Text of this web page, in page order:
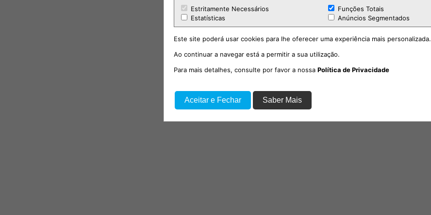
Estritamente Necessários
Funções Totais
Estatísticas
Anúncios Segmentados
Este site poderá usar cookies para lhe oferecer uma experiência mais personalizada.
Ao continuar a navegar está a permitir a sua utilização.
Para mais detalhes, consulte por favor a nossa Política de Privacidade
Aceitar e Fechar Saber Mais